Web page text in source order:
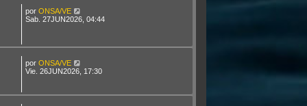
por ONSA/VE
Sab. 27JUN2026, 04:44
por ONSA/VE
Vie. 26JUN2026, 17:30